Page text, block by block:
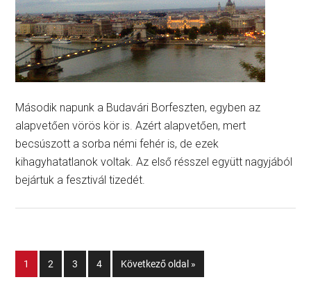
Második napunk a Budavári Borfeszten, egyben az
alapvetően vörös kör is. Azért alapvetően, mert
becsúszott a sorba némi fehér is, de ezek
kihagyhatatlanok voltak. Az első résszel együtt nagyjából
bejártuk a fesztivál tizedét.
1 2 3 4 Következő oldal »